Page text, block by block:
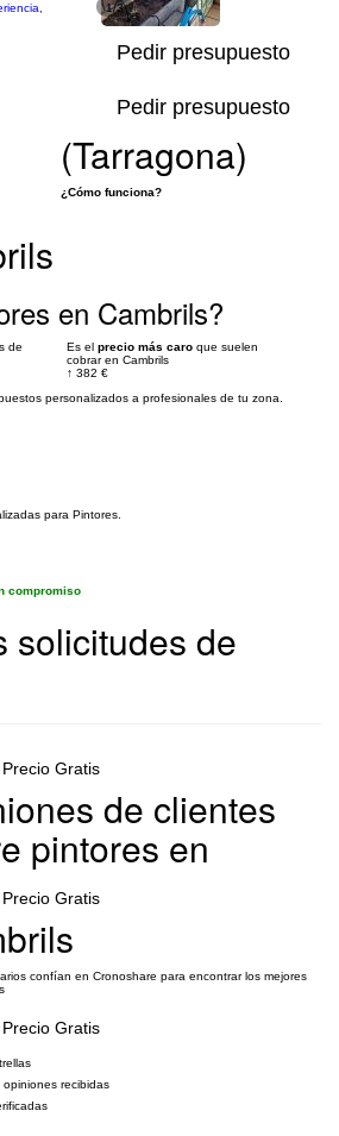
1/3
Pedir presupuesto
Pedir presupuesto
en Cambrils?
de
Es el precio más caro que suelen
cobrar en Cambrils
↑ 382 €
personalizados a profesionales de tu zona.
(Tarragona)
¿Cómo funciona?
para Pintores.
compromiso
solicitudes de
Gratis
Gratis
Gratis
de clientes
pintores en
confían en Cronoshare para encontrar los mejores
recibidas